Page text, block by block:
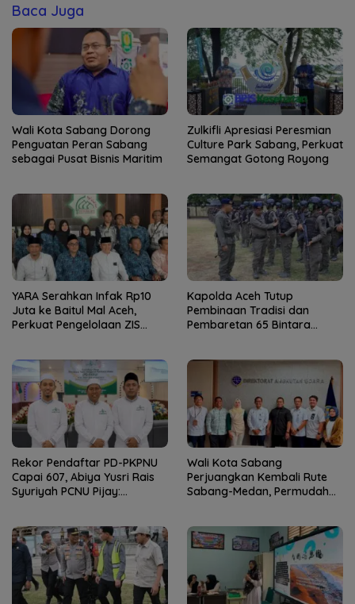
Baca Juga
Wali Kota Sabang Dorong
Penguatan Peran Sabang
sebagai Pusat Bisnis Maritim
Zulkifli Apresiasi Peresmian
Culture Park Sabang, Perkuat
Semangat Gotong Royong
YARA Serahkan Infak Rp10
Juta ke Baitul Mal Aceh,
Perkuat Pengelolaan ZIS
Kapolda Aceh Tutup
Pembinaan Tradisi dan
Pembaretan 65 Bintara
Rekor Pendaftar PD-PKPNU
Capai 607, Abiya Yusri Rais
Syuriyah PCNU Pijay:
Wali Kota Sabang
Perjuangkan Kembali Rute
Sabang-Medan, Permudah